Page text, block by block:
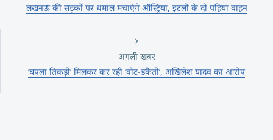
लखनऊ की सड़कों पर धमाल मचाएंगे ऑस्ट्रिया, इटली के दो पहिया वाहन
अगली खबर
‘घपला तिकड़ी’ मिलकर कर रही ‘वोट-डकैती’, अखिलेश यादव का आरोप